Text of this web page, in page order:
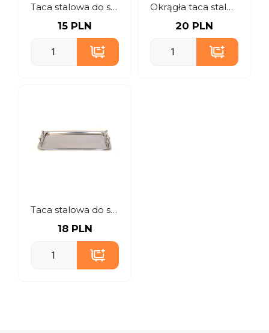
Taca stalowa do serwowania
15 PLN
Okrągła taca stalowa do serwowania z rączkami
20 PLN
Taca stalowa do serwowania z rączkami
18 PLN